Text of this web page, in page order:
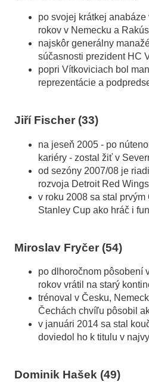
po svojej krátkej
rokov v Nemecku a
najskôr generálny
súčasnosti prezident HC
popri Vítkoviciach bol
reprezentácie a
Jiří Fischer (33)
na jeseň 2005 - po
kariéry - zostal žiť v
od sezóny 2007/08 je
rozvoja Detroit Red Wings
v roku 2008 sa stal prvým
Stanley Cup ako hráč i
Miroslav Fryčer (54)
po dlhoročnom pôsobení
rokov vrátil na starý
trénoval v Česku,
Čechách chvíľu pôsobil
v januári 2014 sa stal
doviedol ho k titulu v
Dominik Hašek (49)